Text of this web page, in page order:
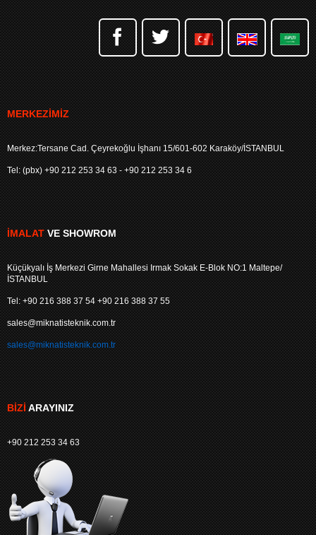
MERKEZIMIZ
Merkez:Tersane Cad. Çeyrekoğlu İşhanı 15/601-602 Karaköy/İSTANBUL
Tel: (pbx) +90 212 253 34 63 - +90 212 253 34 6
İMALATVE SHOWROM
Küçükyalı İş Merkezi Girne Mahallesi Irmak Sokak E-Blok NO:1 Maltepe/
İSTANBUL
Tel: +90 216 388 37 54 +90 216 388 37 55
sales@miknatisteknik.com.tr
sales@miknatisteknik.com.tr
BIZIARAYINIZ
+90 212 253 34 63